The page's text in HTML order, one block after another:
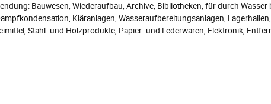
Bauwesen, Wiederaufbau, Archive, Bibliotheken, für durch
Kläranlagen, Wasseraufbereitungsanlagen,
Stahl- und Holzprodukte, Papier- und Lederwaren, Elektronik,